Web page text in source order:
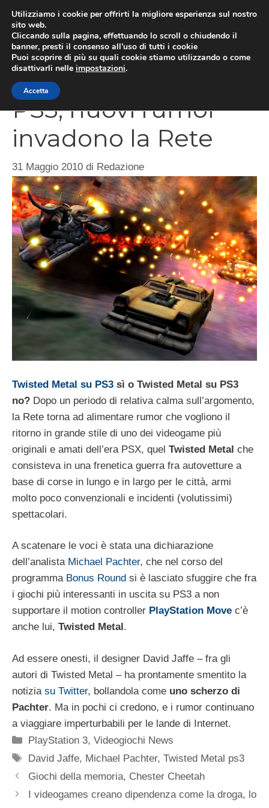
contenuto
Twisted Metal per
PS3, nuovi rumor
invadono la Rete
31 Maggio 2010 di Redazione
Twisted Metal su PS3 sì o Twisted Metal su PS3
no? Dopo un periodo di relativa calma sull’argomento,
la Rete torna ad alimentare rumor che vogliono il
ritorno in grande stile di uno dei videogame più
originali e amati dell’era PSX, quel Twisted Metal che
consisteva in una frenetica guerra fra autovetture a
base di corse in lungo e in largo per le città, armi
molto poco convenzionali e incidenti (volutissimi)
spettacolari.
A scatenare le voci è stata una dichiarazione
dell’analista Michael Pachter, che nel corso del
programma Bonus Round si è lasciato sfuggire che fra
i giochi più interessanti in uscita su PS3 a non
supportare il motion controller PlayStation Move c’è
anche lui, Twisted Metal.
Ad essere onesti, il designer David Jaffe – fra gli
autori di Twisted Metal – ha prontamente smentito la
notizia su Twitter, bollandola come uno scherzo di
Pachter. Ma in pochi ci credono, e i rumor continuano
a viaggiare imperturbabili per le lande di Internet.
Categorie
PlayStation 3,Videogiochi News
Tag
David Jaffe, Michael Pachter,Twisted Metal ps3
Giochi della memoria, Chester Cheetah
I videogames creano dipendenza come la droga, lo
Utilizziamo i cookie per offrirti la migliore esperienza sul nostro
sito web.
Cliccando sulla pagina, effettuando lo scroll o chiudendo il
banner, presti il consenso all’uso di tutti i cookie
Puoi scoprire di più su quali cookie stiamo utilizzando o come
disattivarli nelle impostazioni.
Accetta